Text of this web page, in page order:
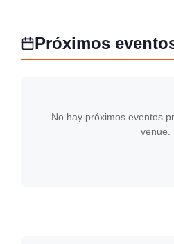
Próximos
No hay próximos eventos
venue.